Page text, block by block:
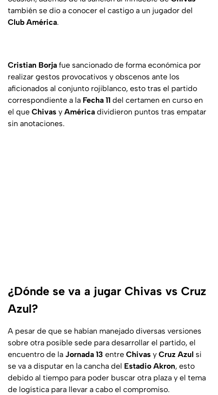
también se dio a conocer el castigo a un jugador del
Club América.
Cristian Borja fue sancionado de forma económica por
realizar gestos provocativos y obscenos ante los
aficionados al conjunto rojiblanco, esto tras el partido
correspondiente a la Fecha 11 del certamen en curso en
el que Chivas y América dividieron puntos tras empatar
sin anotaciones.
¿Dónde se va a jugar Chivas vs Cruz
Azul?
A pesar de que se habían manejado diversas versiones
sobre otra posible sede para desarrollar el partido, el
encuentro de la Jornada 13 entre Chivas y Cruz Azul si
se va a disputar en la cancha del Estadio Akron, esto
debido al tiempo para poder buscar otra plaza y el tema
de logística para llevar a cabo el compromiso.